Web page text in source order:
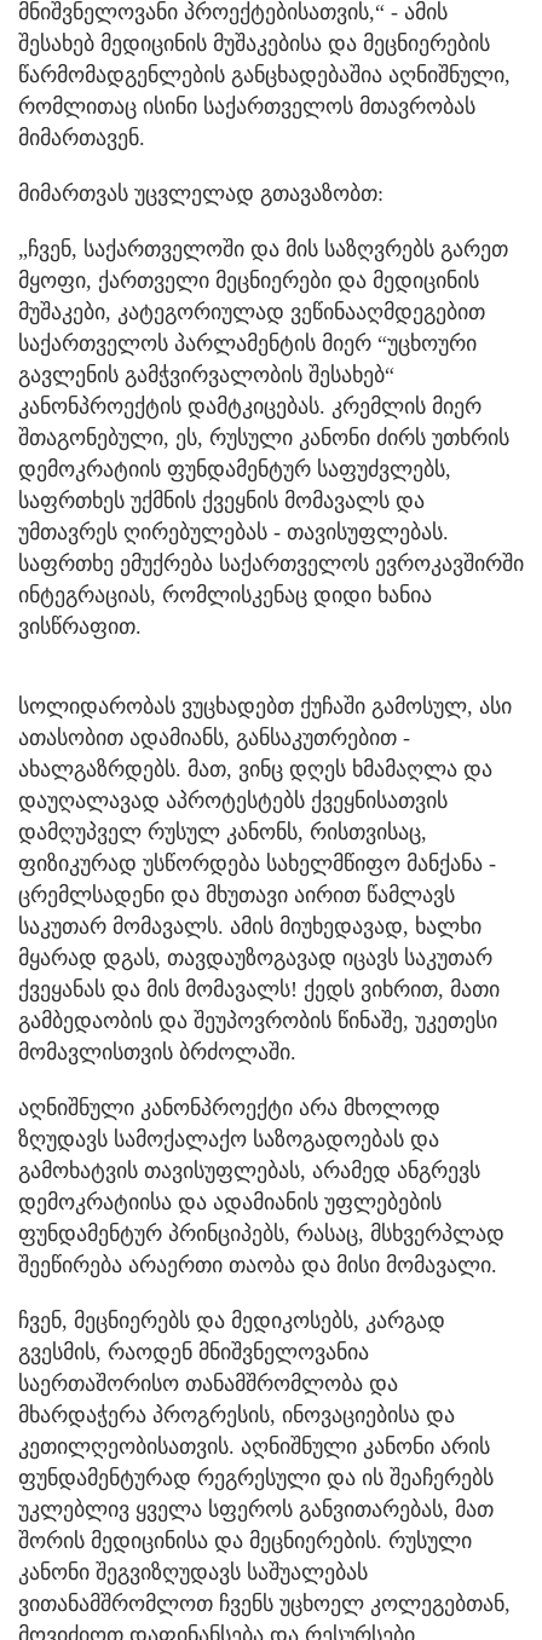
მნიშვნელოვანი პროექტებისათვის,“ - ამის
შესახებ მედიცინის მუშაკებისა და მეცნიერების
წარმომადგენლების განცხადებაშია აღნიშნული,
რომლითაც ისინი საქართველოს მთავრობას
მიმართავენ.
მიმართვას უცვლელად გთავაზობთ:
„ჩვენ, საქართველოში და მის საზღვრებს გარეთ
მყოფი, ქართველი მეცნიერები და მედიცინის
მუშაკები, კატეგორიულად ვეწინააღმდეგებით
საქართველოს პარლამენტის მიერ “უცხოური
გავლენის გამჭვირვალობის შესახებ“
კანონპროექტის დამტკიცებას. კრემლის მიერ
შთაგონებული, ეს, რუსული კანონი ძირს უთხრის
დემოკრატიის ფუნდამენტურ საფუძვლებს,
საფრთხეს უქმნის ქვეყნის მომავალს და
უმთავრეს ღირებულებას - თავისუფლებას.
საფრთხე ემუქრება საქართველოს ევროკავშირში
ინტეგრაციას, რომლისკენაც დიდი ხანია
ვისწრაფით.
სოლიდარობას ვუცხადებთ ქუჩაში გამოსულ, ასი
ათასობით ადამიანს, განსაკუთრებით -
ახალგაზრდებს. მათ, ვინც დღეს ხმამაღლა და
დაუღალავად აპროტესტებს ქვეყნისათვის
დამღუპველ რუსულ კანონს, რისთვისაც,
ფიზიკურად უსწორდება სახელმწიფო მანქანა -
ცრემლსადენი და მხუთავი აირით წამლავს
საკუთარ მომავალს. ამის მიუხედავად, ხალხი
მყარად დგას, თავდაუზოგავად იცავს საკუთარ
ქვეყანას და მის მომავალს! ქედს ვიხრით, მათი
გამბედაობის და შეუპოვრობის წინაშე, უკეთესი
მომავლისთვის ბრძოლაში.
აღნიშნული კანონპროექტი არა მხოლოდ
ზღუდავს სამოქალაქო საზოგადოებას და
გამოხატვის თავისუფლებას, არამედ ანგრევს
დემოკრატიისა და ადამიანის უფლებების
ფუნდამენტურ პრინციპებს, რასაც, მსხვერპლად
შეეწირება არაერთი თაობა და მისი მომავალი.
ჩვენ, მეცნიერებს და მედიკოსებს, კარგად
გვესმის, რაოდენ მნიშვნელოვანია
საერთაშორისო თანამშრომლობა და
მხარდაჭერა პროგრესის, ინოვაციებისა და
კეთილღეობისათვის. აღნიშნული კანონი არის
ფუნდამენტურად რეგრესული და ის შეაჩერებს
უკლებლივ ყველა სფეროს განვითარებას, მათ
შორის მედიცინისა და მეცნიერების. რუსული
კანონი შეგვიზღუდავს საშუალებას
ვითანამშრომლოთ ჩვენს უცხოელ კოლეგებთან,